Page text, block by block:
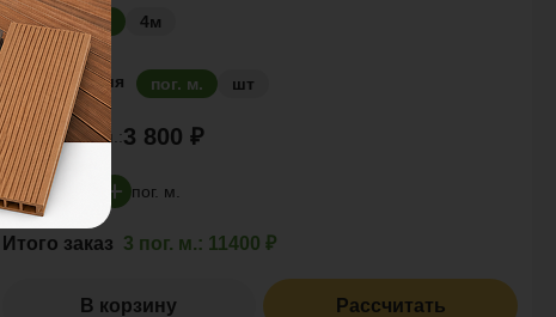
Размер 3м 4м
Ед. измерения пог. м. шт
Цена запог. м.:3 800 ₽
пог. м.
Итого заказ 3 пог. м.: 11400 ₽
В корзину Рассчитать